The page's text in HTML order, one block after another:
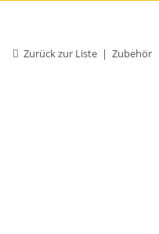
Zurück zur Liste Zubehör